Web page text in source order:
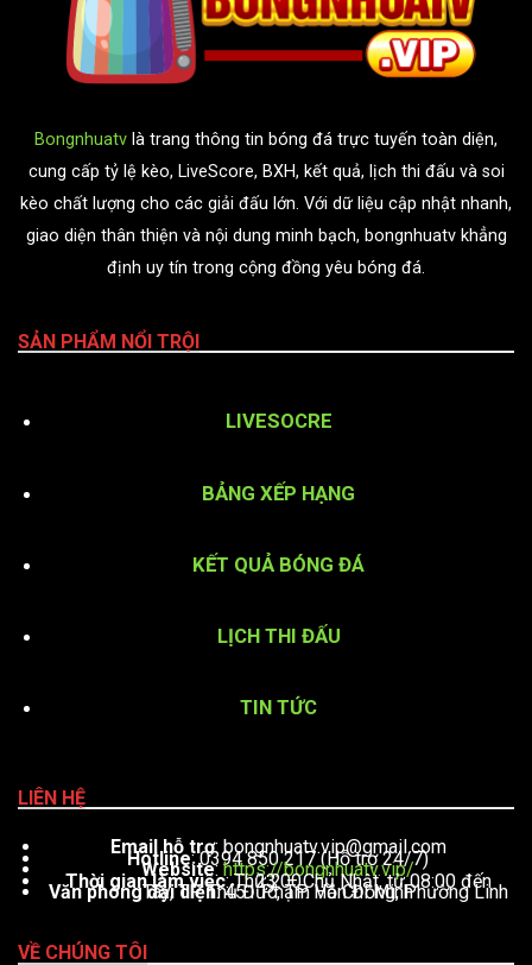
Bongnhuatv là trang thông tin bóng đá trực tuyến toàn diện,
cung cấp tỷ lệ kèo, LiveScore, BXH, kết quả, lịch thi đấu và soi
kèo chất lượng cho các giải đấu lớn. Với dữ liệu cập nhật nhanh,
giao diện thân thiện và nội dung minh bạch, bongnhuatv khẳng
định uy tín trong cộng đồng yêu bóng đá.
SẢN PHẨM NỔI TRỘI
LIVESOCRE
BẢNG XẾP HẠNG
KẾT QUẢ BÓNG ĐÁ
LỊCH THI ĐẤU
TIN TỨC
LIÊN HỆ
Email hỗ trợ:bongnhuatv.vip@gmail.com
Hotline: 0394 850 217 (Hỗ trợ 24/7)
Website:https://bongnhuatv.vip/
Thời gian làm việc : Thứ 2 – Chủ Nhật, từ 08:00 đến 23:00
Văn phòng đại diện: 451 Phạm Văn Đồng, Phường Linh Tây, TP. Thủ Đức, TP. Hồ Chí Minh
VỀ CHÚNG TÔI